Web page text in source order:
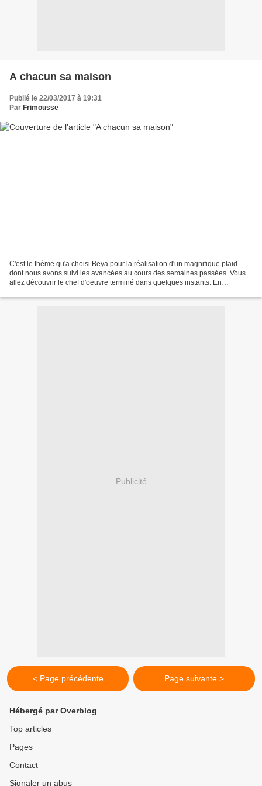
A chacun sa maison
Publié le 22/03/2017 à 19:31
Par Frimousse
C'est le thème qu'a choisi Beya pour la réalisation d'un magnifique plaid
dont nous avons suivi les avancées au cours des semaines passées. Vous
allez découvrir le chef d'oeuvre terminé dans quelques instants. En
Publicité
< Page précédente Page suivante >
Hébergé par Overblog
Top articles
Pages
Contact
Signaler un abus